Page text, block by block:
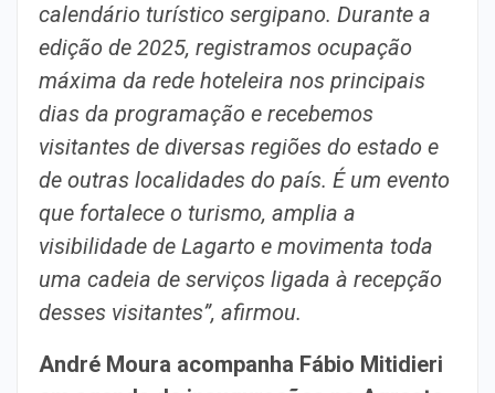
calendário turístico sergipano. Durante a
edição de 2025, registramos ocupação
máxima da rede hoteleira nos principais
dias da programação e recebemos
visitantes de diversas regiões do estado e
de outras localidades do país. É um evento
que fortalece o turismo, amplia a
visibilidade de Lagarto e movimenta toda
uma cadeia de serviços ligada à recepção
desses visitantes”, afirmou.
André Moura acompanha Fábio Mitidieri